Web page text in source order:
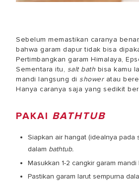
Sebelum memastikan caranya
bahwa garam dapur tidak bisa
Pertimbangkan garam Himalaya,
Sementara itu, salt bath bisa kamu
mandi langsung di shower atau
Hanya caranya saja yang sedikit
PAKAI BATHTUB
Siapkan air hangat (idealnya pada
dalam bathtub.
Masukkan 1-2 cangkir garam mandi
Pastikan garam larut sempurna